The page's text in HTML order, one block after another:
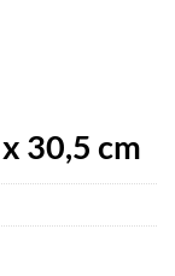
30,5 cm